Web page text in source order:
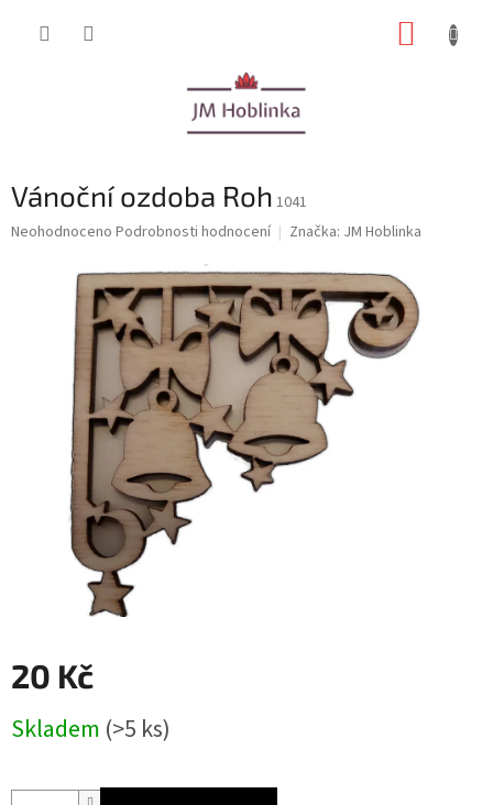
Vánoční ozdoba Roh 1041
Průměrné
hvězdiček.
Neohodnoceno Podrobnosti hodnocení Značka: JM Hoblinka
20 Kč
cena:
Skladem (>5 ks)